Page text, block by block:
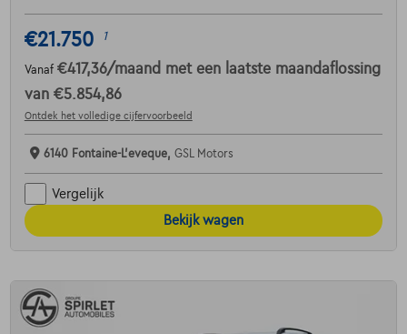
€21.750 1
Vanaf €417,36/maand met een laatste maandaflossing
van €5.854,86
Ontdek het volledige cijfervoorbeeld
6140 Fontaine-L'eveque, GSL Motors
Vergelijk
Bekijk wagen